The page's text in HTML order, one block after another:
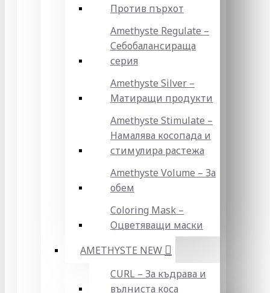
Против пърхот
Amethyste Regulate –
Себобалансираща
серия
Amethyste Silver –
Матиращи продукти
Amethyste Stimulate –
Намалява косопада и
стимулира растежа
Amethyste Volume – За
обем
Coloring Mask –
Оцветяващи маски
AMETHYSTE NEW
CURL – За къдрава и
вълниста коса